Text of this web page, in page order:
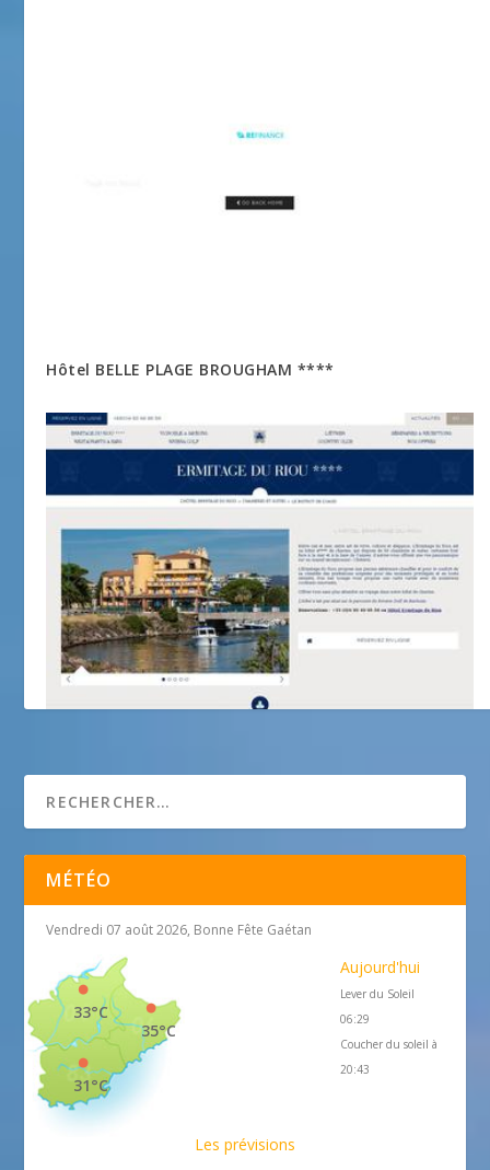
Hôtel BELLE PLAGE BROUGHAM ****
L’Ermitage du Riou * * * *
MÉTÉO
Vendredi 07 août 2026, Bonne Fête Gaétan
35°C
33°C
31°C
Aujourd'hui
Lever du Soleil
06:29
Coucher du soleil à
20:43
Les prévisions